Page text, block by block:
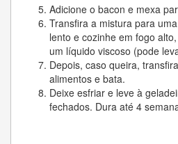
Adicione o bacon e mexa
Transfira a mistura para
lento e cozinhe em fogo
um líquido viscoso (pode
Depois, caso queira,
alimentos e bata.
Deixe esfriar e leve à
fechados. Dura até 4